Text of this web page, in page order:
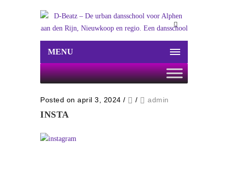
MENU
Posted on april 3, 2024 / / admin
INSTA